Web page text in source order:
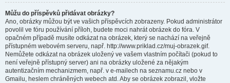
Můžu do příspěvků přidávat obrázky?
Ano, obrázky můžou být ve vašich příspěvcích zobrazeny. Pokud administrátor
povolil ve fóru používání příloh, budete moci nahrát obrázek do fóra. V
opačném případě musíte odkázat na obrázek, který se nachází na veřejně
přístupném webovém serveru, např. http://www.priklad.cz/muj-obrazek.gif.
Nemůžete odkázat na obrázek uložený ve vašem vlastním počítači (pokud to
není veřejně přístupný server) ani na obrázky uložené za nějakým
autentizačním mechanizmem, např. v e-mailech na seznamu.cz nebo v
Gmailu, heslem chráněných webech atd. Aby se obrázek zobrazil, vložte